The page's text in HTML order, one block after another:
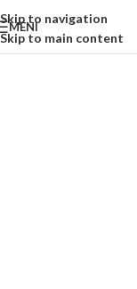
Skip to navigation
Skip to main content
MENI